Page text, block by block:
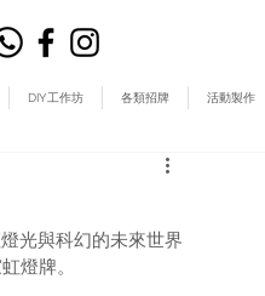
DIY工作坊 各類招牌 活動製作
光與科幻的未來世界
燈牌。